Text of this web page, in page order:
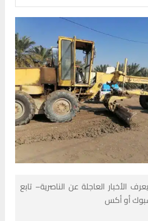
الأخبار العاجلة عن الناصرية– تابع
أو أكس